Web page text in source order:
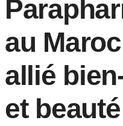
au
allié
et beauté